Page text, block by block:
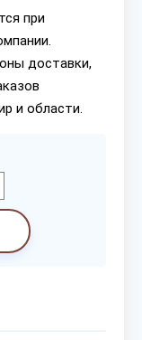
при
доставки,
и области.